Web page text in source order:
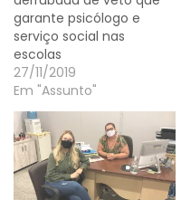
garante psicólogo e
serviço social nas
escolas
27/11/2019
Em "Assunto"